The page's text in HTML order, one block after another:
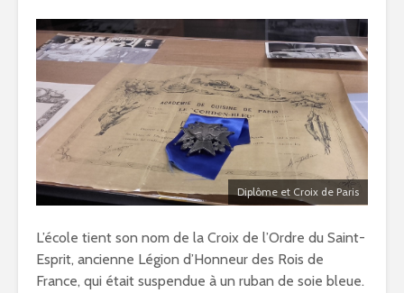
Diplôme et Croix de Paris
L’école tient son nom de la Croix de l’Ordre du Saint-
Esprit, ancienne Légion d’Honneur des Rois de
France, qui était suspendue à un ruban de soie bleue.